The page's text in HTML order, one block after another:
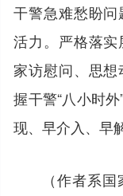
干警急难愁盼
活力。严格落实
家访慰问、思
握干警“八小时
现、早介入、早
（作者系